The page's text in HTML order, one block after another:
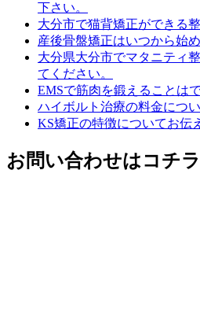
下さい。
大分市で猫背矯正ができる
産後骨盤矯正はいつから始
大分県大分市でマタニティ
てください。
EMSで筋肉を鍛えることは
ハイボルト治療の料金につ
KS矯正の特徴についてお伝
お問い合わせはコチ